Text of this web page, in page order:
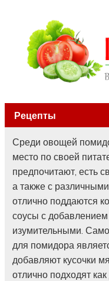
Рецепты
Среди овощей
место по своей
предпочитают, есть
а также с
отлично поддаются
соусы с
изумительными.
для помидора
добавляют кусочки
отлично подходят